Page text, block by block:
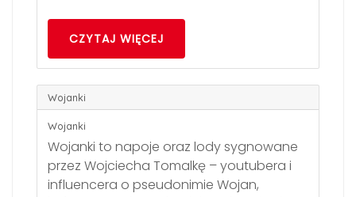
CZYTAJ WIĘCEJ
Wojanki
Wojanki
Wojanki to napoje oraz lody sygnowane
przez Wojciecha Tomalkę – youtubera i
influencera o pseudonimie Wojan,